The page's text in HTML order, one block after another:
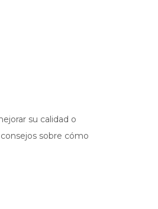
su calidad o
sobre cómo